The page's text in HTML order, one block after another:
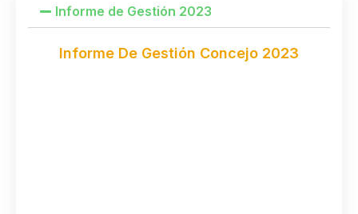
Informe de Gestión 2023
Informe De Gestión Concejo 2023